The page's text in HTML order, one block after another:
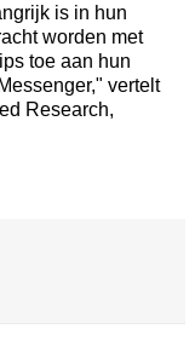
is in hun
worden met
toe aan hun
vertelt
Research,